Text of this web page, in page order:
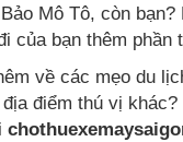
Mô Tô, còn bạn?
của bạn thêm phần
về các mẹo du
điểm thú vị khác?